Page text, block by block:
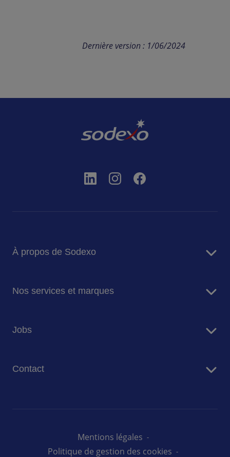
Dernière version : 1/06/2024
À propos de Sodexo
Notre mission et ambition
Nos services et marques
Nos marques
Jobs
Nos offres d'emploi
Contact
Mentions légales
Politique de gestion des cookies